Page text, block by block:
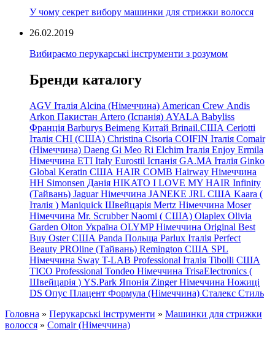
У чому секрет вибору машинки для стрижки волосся
26.02.2019
Вибираємо перукарські інструменти з розумом
Бренди каталогу
AGV Італія Alcina (Німеччина) American Crew Andis
Arkon Пакистан Artero (Іспанія) AYALA Babyliss
Франція Barburys Beimeng Китай Brinail.США Ceriotti
Італія CHI (США) Christina Cisoria COIFIN Італія Comair
(Німеччина) Daeng Gi Meo Ri Elchim Італія Enjoy Ermila
Німеччина ETI Italy Eurostil Іспанія GA.MA Італія Ginko
Global Keratin США HAIR COMB Hairway Німеччина
HH Simonsen Данія HIKATO I LOVE MY HAIR Infinity
(Тайвань) Jaguar Німеччина JANEKE JRL США Kaara (
Італія ) Maniquick Швейцарія Mertz Німеччина Moser
Німеччина Mr. Scrubber Naomi ( США) Olaplex Olivia
Garden Olton Україна OLYMP Німеччина Original Best
Buy Oster США Panda Польща Parlux Італія Perfect
Beauty PROline (Тайвань) Remington США SPL
Німеччина Sway T-LAB Professional Італія Tibolli США
TICO Professional Tondeo Німеччина TrisaElectronics (
Швейцарія ) YS.Park Японія Zinger Німеччина Ножиці
DS Опус Плацент Формула (Німеччина) Сталекс Стиль
Головна » Перукарські інструменти » Машинки для стрижки
волосся » Comair (Німеччина)